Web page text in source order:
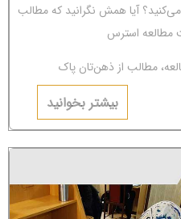
می‌کنید؟ آیا همش نگرانید که مطالب
مطالعه استرس
مطالب از ذهن‌تان پاک
بگوییم شما دچار
بیشتر بخوانید